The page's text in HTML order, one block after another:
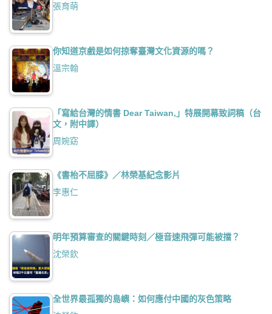
張育萌
你知道京戲是如何掠奪臺灣文化資源的嗎？
溫宗翰
「寫給台灣的情書 Dear Taiwan,」特展開幕致詞稿（台
文，附中譯）
周婉窈
《書枱不屈膝》／林榮基紀念影片
李惠仁
明年預算審查的關鍵時刻／極音速飛彈可能被擋？
沈榮欽
全世界最孤獨的島嶼：如何應付中國的灰色策略